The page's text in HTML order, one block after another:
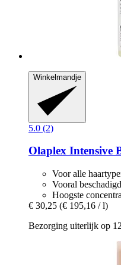
Winkelmandje
5.0 (2)
Olaplex Intensive
Voor alle
Vooral
Hoogste
€ 30,25 (€ 195,16 / l)
Bezorging uiterlijk op